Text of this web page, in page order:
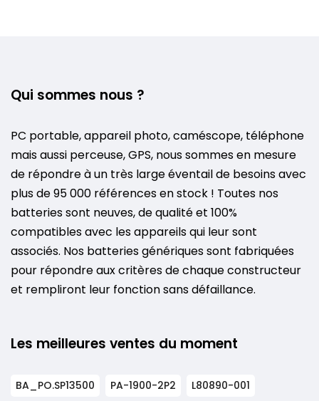
Qui sommes nous ?
PC portable, appareil photo, caméscope, téléphone
mais aussi perceuse, GPS, nous sommes en mesure
de répondre à un très large éventail de besoins avec
plus de 95 000 références en stock ! Toutes nos
batteries sont neuves, de qualité et 100%
compatibles avec les appareils qui leur sont
associés. Nos batteries génériques sont fabriquées
pour répondre aux critères de chaque constructeur
et rempliront leur fonction sans défaillance.
Les meilleures ventes du moment
BA_PO.SP13500 PA-1900-2P2
L80890-001